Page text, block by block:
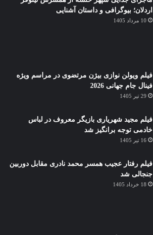
اردلان؛ بیوگرافی و داستان آشنایی
10 مرداد 1405
فیلم ویولن نوازی بیژن مرتضوی در مراسم ویژه
فینال جام جهانی 2026
29 تیر 1405
فیلم مجید شهریاری بازیگر معروف در لباس
خادمی توجه برانگیز شد
16 تیر 1405
فیلم رفتار عجیب همسر محمد نادری مقابل دوربین
جنجالی شد
18 خرداد 1405